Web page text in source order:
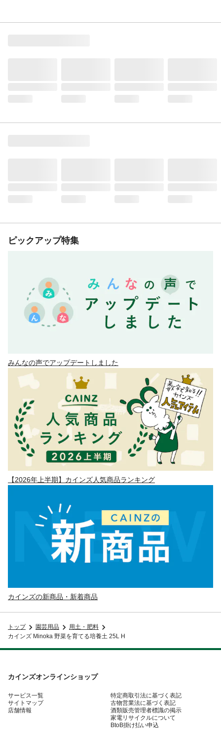
ピックアップ特集
みんなの声でアップデートしました
【2026年上半期】カインズ人気商品ランキング
カインズの新商品・新着商品
トップ 園芸用品
用土・肥料
カインズ Minoka 野菜を育てる培養土 25L H
カインズオンラインショップ
サービス一覧
サイトマップ
店舗情報
特定商取引法に基づく表記
古物営業法に基づく表記
酒類販売管理者標識の掲示
家電リサイクルについて
BtoB掛け払い申込